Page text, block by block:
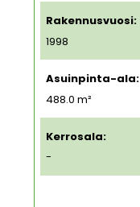
Rakennusvuosi:
1998
Asuinpinta-ala:
488.0 m²
Kerrosala:
-